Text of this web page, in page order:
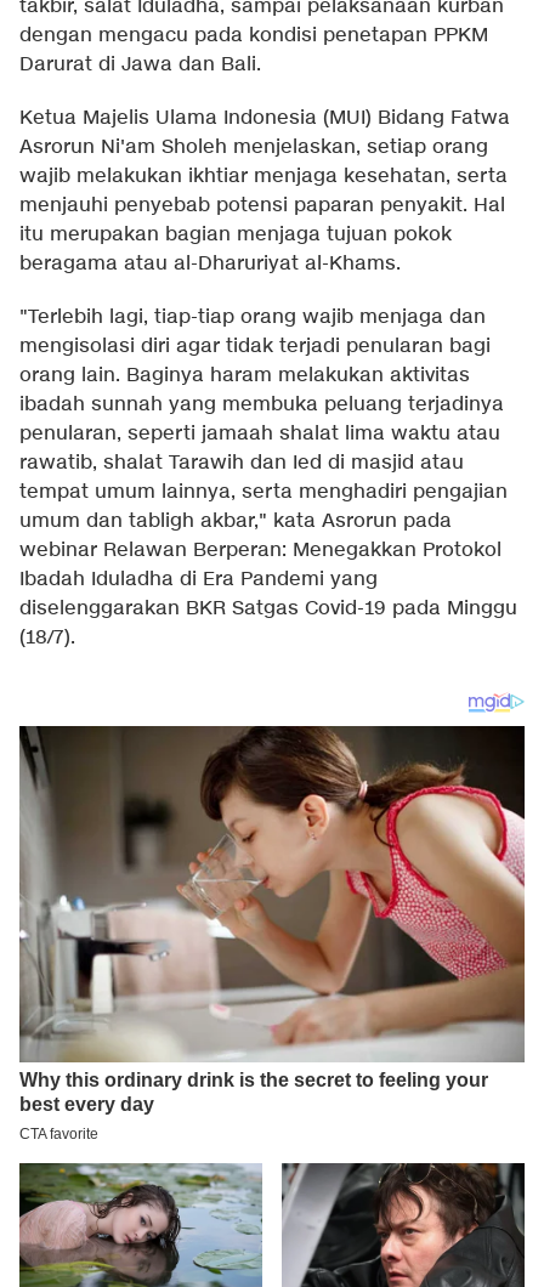
takbir, salat Iduladha, sampai pelaksanaan kurban
dengan mengacu pada kondisi penetapan PPKM
Darurat di Jawa dan Bali.
Ketua Majelis Ulama Indonesia (MUI) Bidang Fatwa
Asrorun Ni'am Sholeh menjelaskan, setiap orang
wajib melakukan ikhtiar menjaga kesehatan, serta
menjauhi penyebab potensi paparan penyakit. Hal
itu merupakan bagian menjaga tujuan pokok
beragama atau al-Dharuriyat al-Khams.
"Terlebih lagi, tiap-tiap orang wajib menjaga dan
mengisolasi diri agar tidak terjadi penularan bagi
orang lain. Baginya haram melakukan aktivitas
ibadah sunnah yang membuka peluang terjadinya
penularan, seperti jamaah shalat lima waktu atau
rawatib, shalat Tarawih dan Ied di masjid atau
tempat umum lainnya, serta menghadiri pengajian
umum dan tabligh akbar," kata Asrorun pada
webinar Relawan Berperan: Menegakkan Protokol
Ibadah Iduladha di Era Pandemi yang
diselenggarakan BKR Satgas Covid-19 pada Minggu
(18/7).